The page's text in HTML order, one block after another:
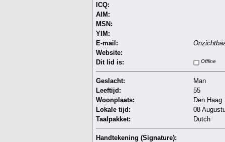
ICQ:
AIM:
MSN:
YIM:
E-mail:
Website:
Dit lid is:
Offline
Geslacht:
Man
Leeftijd:
55
Woonplaats:
Den Haag
Lokale tijd:
08
Taalpakket:
Dutch
Handtekening (Signature):